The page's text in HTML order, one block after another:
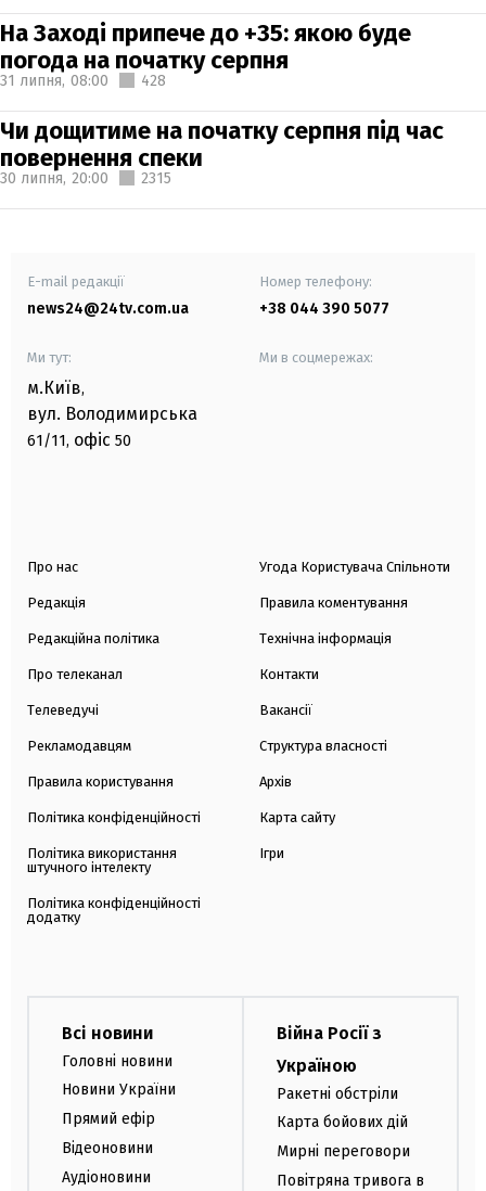
На Заході припече до +35: якою буде
погода на початку серпня
31 липня, 08:00 428
Чи дощитиме на початку серпня під час
повернення спеки
30 липня, 20:00 2315
E-mail редакції
news24@24tv.com.ua
Номер телефону:
+38 044 390 5077
Ми тут:
м.Київ,
вул. Володимирська
61/11, офіс 50
Ми в соцмережах:
Про нас
Редакція
Редакційна політика
Про телеканал
Телеведучі
Рекламодавцям
Правила користування
Політика конфіденційності
Політика використання
штучного інтелекту
Політика конфіденційності
додатку
Угода Користувача Спільноти
Правила коментування
Технічна інформація
Контакти
Вакансії
Структура власності
Архів
Карта сайту
Ігри
Всі новини
Головні новини
Новини України
Прямий ефір
Відеоновини
Аудіоновини
Війна Росії з
Україною
Ракетні обстріли
Карта бойових дій
Мирні переговори
Повітряна тривога в